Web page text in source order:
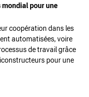
pour une
coopération dans les
automatisées, voire
de travail grâce
pour une